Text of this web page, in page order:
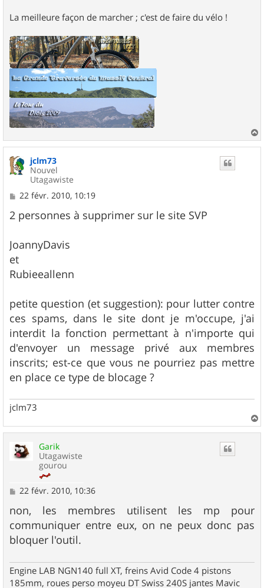
La meilleure façon de marcher ; c'est de faire du vélo !
a
u
jclm73
Nouvel
Utagawiste
M
s
s
g
e
22 févr. 2010, 10:19
2 personnes à supprimer sur le site SVP
JoannyDavis
et
Rubieeallenn
petite question (et suggestion): pour lutter contre
ces spams, dans le site dont je m'occupe, j'ai
interdit la fonction permettant à n'importe qui
d'envoyer un message privé aux membres
inscrits; est-ce que vous ne pourriez pas mettre
en place ce type de blocage ?
jclm73
a
Garik
Utagawiste
gourou
M
s
s
a
g
e
22 févr. 2010, 10:36
non, les membres utilisent les mp pour
communiquer entre eux, on ne peux donc pas
bloquer l'outil.
Engine LAB NGN140 full XT, freins Avid Code 4 pistons
185mm, roues perso moyeu DT Swiss 240S jantes Mavic